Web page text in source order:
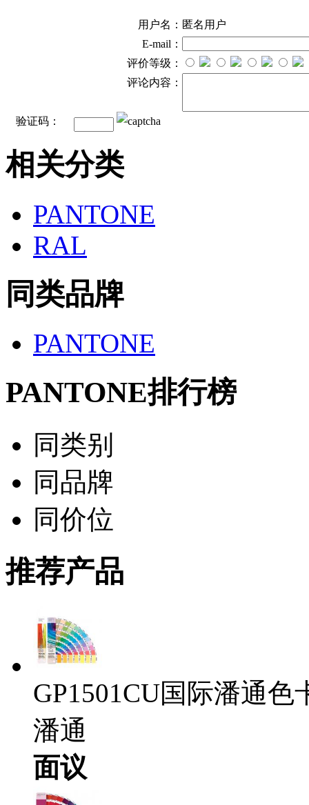
用户名： 匿名用户
E-mail：
评价等级：
评论内容：
验证码：
相关分类
PANTONE
RAL
同类品牌
PANTONE
PANTONE排行榜
同类别
同品牌
同价位
推荐产品
GP1501CU国际潘通
潘通
面议